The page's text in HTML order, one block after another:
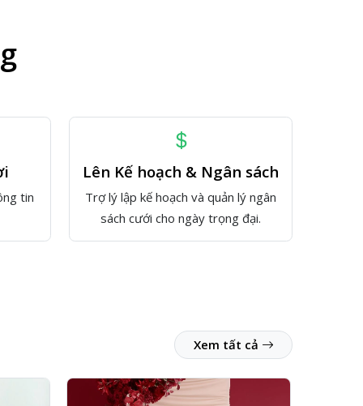
tin
Lên Kế hoạch & Ngân sách
Trợ lý lập kế hoạch và quản lý ngân
sách cưới cho ngày trọng đại.
Xem tất cả